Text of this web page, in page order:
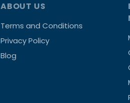
ABOUT US
Terms and Conditions
Privacy Policy
Blog